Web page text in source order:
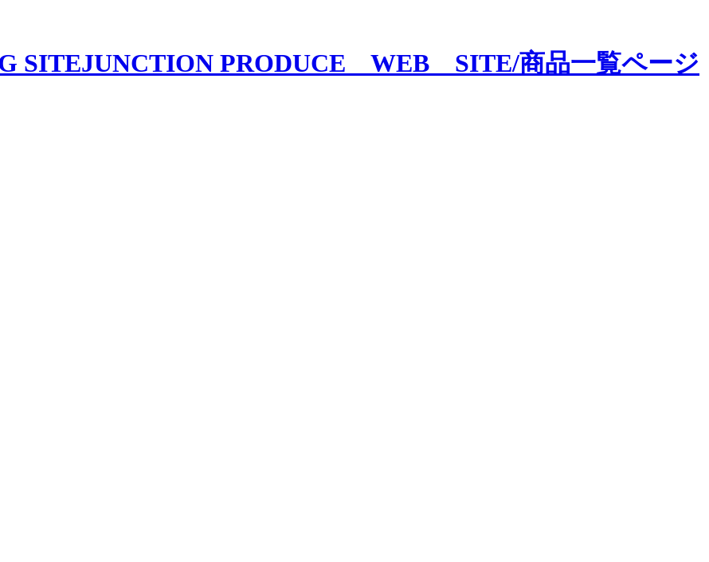
JUNCTION PRODUCE WEB SITE/商品一覧ページ